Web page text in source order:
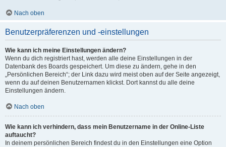
Nach oben
Benutzerpräferenzen und -einstellungen
Wie kann ich meine Einstellungen ändern?
Wenn du dich registriert hast, werden alle deine Einstellungen in der
Datenbank des Boards gespeichert. Um diese zu ändern, gehe in den
„Persönlichen Bereich“; der Link dazu wird meist oben auf der Seite angezeigt,
wenn du auf deinen Benutzernamen klickst. Dort kannst du alle deine
Einstellungen ändern.
Nach oben
Wie kann ich verhindern, dass mein Benutzername in der Online-Liste
auftaucht?
In deinem persönlichen Bereich findest du in den Einstellungen eine Option